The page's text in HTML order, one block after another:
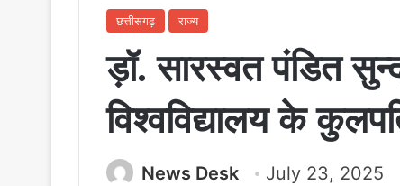
छत्तीसगढ़ राज्य
ड़ॉ. सारस्वत पंडित
विश्वविद्यालय के
News Desk July 23, 2025